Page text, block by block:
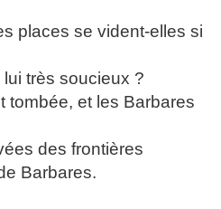
places se vident-elles si
très soucieux ?
et les Barbares
des frontières
Barbares.